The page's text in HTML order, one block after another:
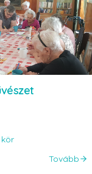
Tovább